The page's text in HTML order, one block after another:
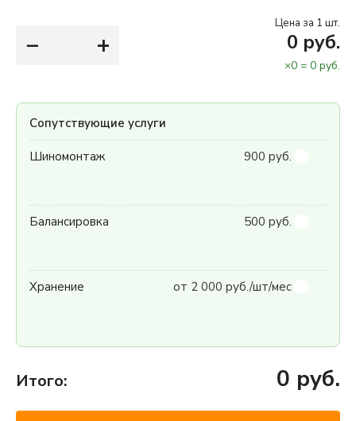
− +
Цена за 1 шт.
0 руб.
×0 = 0 руб.
Сопутствующие услуги
Шиномонтаж 900 руб.
Балансировка 500 руб.
Хранение от 2 000 руб./шт/мес
Итого: 0 руб.